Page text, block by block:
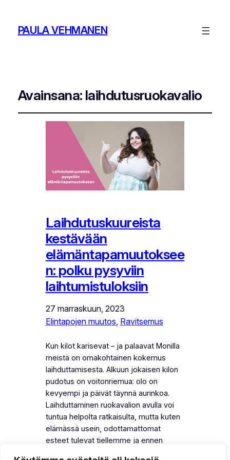
PAULA VEHMANEN
Avainsana: laihdutusruokavalio
Laihdutuskuureista
kestävään
elämäntapamuutoksee
n: polku pysyviin
laihtumistuloksiin
27 marraskuun, 2023
Elintapojen muutos Ravitsemus
Kun kilot karisevat – ja palaavat Monilla
meistä on omakohtainen kokemus
laihduttamisesta. Alkuun jokaisen kilon
pudotus on voitonriemua: olo on
kevyempi ja päivät täynnä aurinkoa.
Laihduttaminen ruokavalion avulla voi
tuntua helpolta ratkaisulta, mutta kuten
elämässä usein, odottamattomat
esteet tulevat tiellemme ja ennen